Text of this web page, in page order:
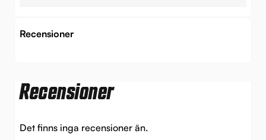
Recensioner
Recensioner
Det finns inga recensioner än.